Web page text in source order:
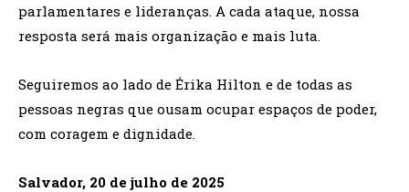
parlamentares e lideranças. A cada ataque, nossa
resposta será mais organização e mais luta.
Seguiremos ao lado de Érika Hilton e de todas as
pessoas negras que ousam ocupar espaços de poder,
com coragem e dignidade.
Salvador, 20 de julho de 2025